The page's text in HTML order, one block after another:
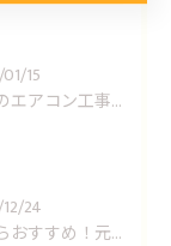
15
福山市のエアコン工事ならUNO設備へどうぞ
24
安いからおすすめ！元消防士の倉敷エアコン取り付け業者はUNO設備へ！